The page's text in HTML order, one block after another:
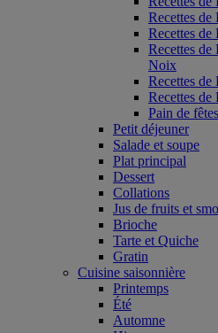
Recettes de
Recettes de
Recettes de
Noix
Recettes de
Recettes de
Pain de fêtes
Petit déjeuner
Salade et soupe
Plat principal
Dessert
Collations
Jus de fruits et
Brioche
Tarte et Quiche
Gratin
Cuisine saisonnière
Printemps
Été
Automne